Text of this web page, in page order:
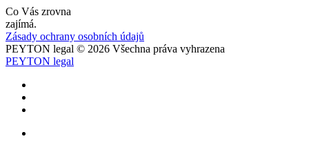
Co Vás zrovna
zajímá.
Zásady ochrany osobních údajů
PEYTON legal © 2026 Všechna práva vyhrazena
PEYTON legal